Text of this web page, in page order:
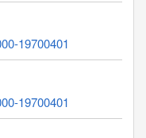
19700401
19700401